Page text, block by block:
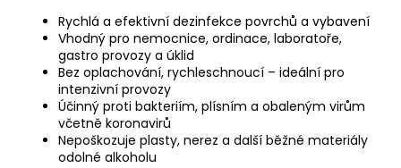
Rychlá a efektivní dezinfekce povrchů a vybavení
Vhodný pro nemocnice, ordinace, laboratoře,
gastro provozy a úklid
Bez oplachování, rychleschnoucí – ideální pro
intenzivní provozy
Účinný proti bakteriím, plísním a obaleným virům
včetně koronavirů
Nepoškozuje plasty, nerez a další běžné materiály
odolné alkoholu